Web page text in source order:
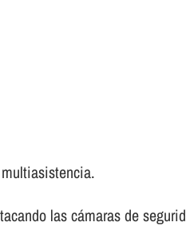
las cámaras de